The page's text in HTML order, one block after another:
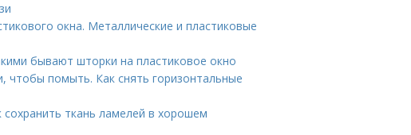
окна. Металлические и пластиковые
бывают шторки на пластиковое окно
чтобы помыть. Как снять горизонтальные
ткань ламелей в хорошем